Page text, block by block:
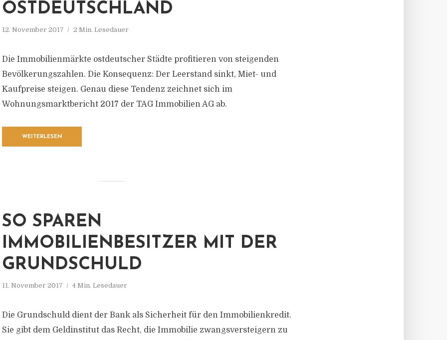
OSTDEUTSCHLAND
12. November 2017 2 Min. Lesedauer
Die Immobilienmärkte ostdeutscher Städte profitieren von steigenden
Bevölkerungszahlen. Die Konsequenz: Der Leerstand sinkt, Miet- und
Kaufpreise steigen. Genau diese Tendenz zeichnet sich im
Wohnungsmarktbericht 2017 der TAG Immobilien AG ab.
WEITERLESEN
SO SPAREN
IMMOBILIENBESITZER MIT DER
GRUNDSCHULD
11. November 2017 4 Min. Lesedauer
Die Grundschuld dient der Bank als Sicherheit für den Immobilienkredit.
Sie gibt dem Geldinstitut das Recht, die Immobilie zwangsversteigern zu